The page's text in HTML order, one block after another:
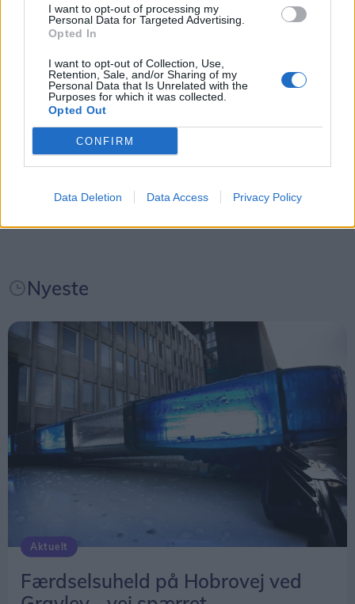
I want to opt-out of processing my
Personal Data for Targeted Advertising.
Opted In
I want to opt-out of Collection, Use,
Retention, Sale, and/or Sharing of my
Personal Data that Is Unrelated with the
Purposes for which it was collected.
Opted Out
CONFIRM
Data Deletion Data Access Privacy Policy
godt, og vi forventer, at der kommer endnu flere
børn, når deltagerne fra sidste år fortæller om
deres oplevelse, siger han.
Efter en omgang stegt flæsk, slantefest og
kåringen af vinderen af optoget lukker og slukker
festen søndag klokken 19.
Events
Aktuelt
Mennesker
Nyeste
Aktuelt
Færdselsuheld på Hobrovej ved